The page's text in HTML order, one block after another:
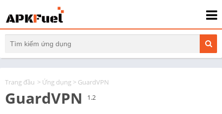
Trang đầu > Ứng dụng > GuardVPN
GuardVPN 1.2